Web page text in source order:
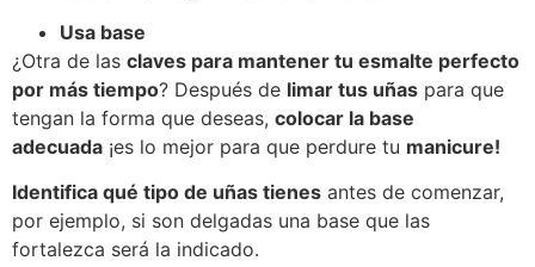
Usa base
¿Otra de las claves para mantener tu esmalte perfecto
por más tiempo? Después de limar tus uñas para que
tengan la forma que deseas, colocar la base
adecuada ¡es lo mejor para que perdure tu manicure!
Identifica qué tipo de uñas tienes antes de comenzar,
por ejemplo, si son delgadas una base que las
fortalezca será la indicado.